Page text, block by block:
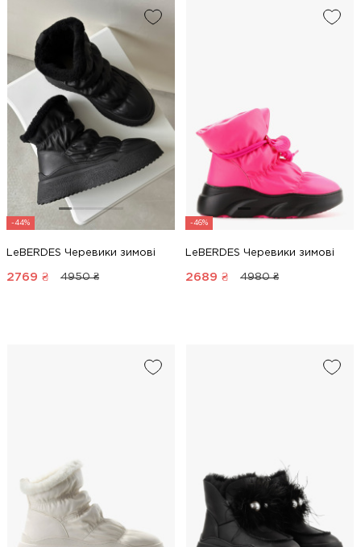
-44%
LeBERDES Черевики зимові
2769 ₴ 4950 ₴
-46%
LeBERDES Черевики зимові
2689 ₴ 4980 ₴